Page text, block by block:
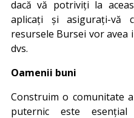
dacă vă potriviți la
aplicați și asigurați-vă
resursele Bursei vor avea
dvs.
Oamenii buni
Construim o comunitate
puternic este